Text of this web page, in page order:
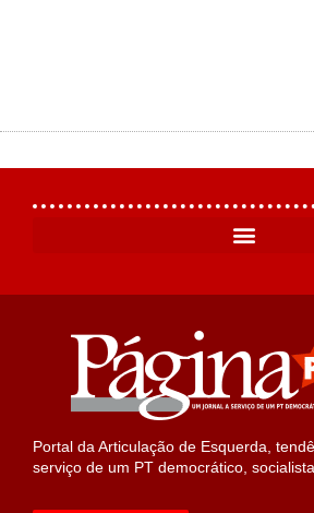
Portal da Articulação de Esquerda,
serviço de um PT democrático,